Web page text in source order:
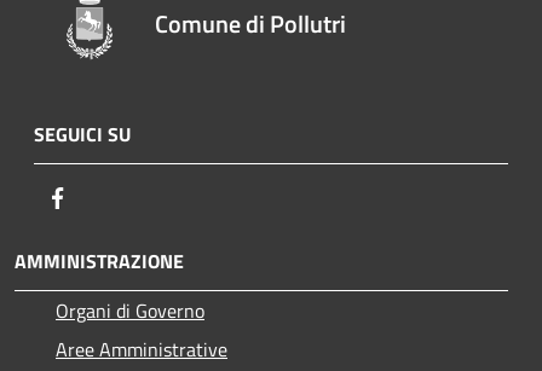
Comune di Pollutri
SEGUICI SU
AMMINISTRAZIONE
Organi di Governo
Aree Amministrative